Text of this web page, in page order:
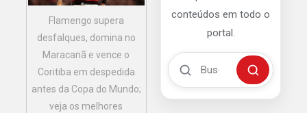
Flamengo supera
desfalques, domina no
Maracanã e vence o
Coritiba em despedida
antes da Copa do Mundo;
veja os melhores
conteúdos em todo o
portal.
Buscar no Mengão 360
Buscar